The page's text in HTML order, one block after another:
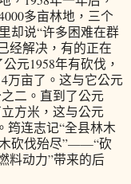
多亩林地，三个
却说“许多困难在群
经解决，有的正在
元1958年有砍伐，
万亩了。这与它公元
二。直到了公元
方米，这与公元
筠连志记“全县林木
砍伐殆尽”——“砍
料动力”带来的后